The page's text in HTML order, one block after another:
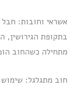
אשראי וחובות:
בתקופת הגירושין,
מתחילה כשהחוב
חוב מתגלגל: